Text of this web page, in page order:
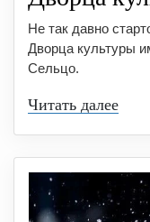
Не так давно
Дворца культуры
Сельцо.
Читать далее